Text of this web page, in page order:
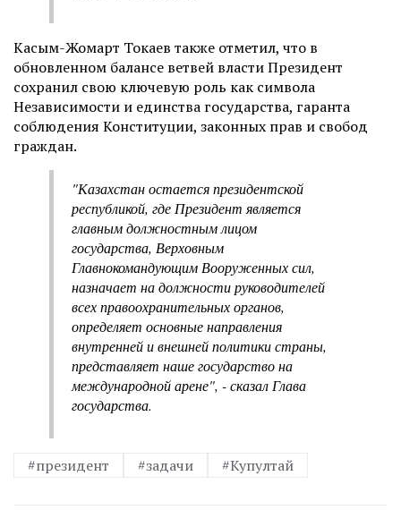
Касым-Жомарт Токаев также отметил, что в
обновленном балансе ветвей власти Президент
сохранил свою ключевую роль как символа
Независимости и единства государства, гаранта
соблюдения Конституции, законных прав и свобод
граждан.
"Казахстан остается президентской
республикой, где Президент является
главным должностным лицом
государства, Верховным
Главнокомандующим Вооруженных сил,
назначает на должности руководителей
всех правоохранительных органов,
определяет основные направления
внутренней и внешней политики страны,
представляет наше государство на
международной арене", - сказал Глава
государства.
#президент #задачи #Купултай